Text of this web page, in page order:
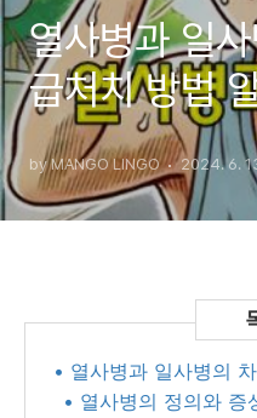
열사병과 일
급처치 방법
by MANGO LINGO 2024. 6.
• 열사병과 일사병의
• 열사병의 정의와 증